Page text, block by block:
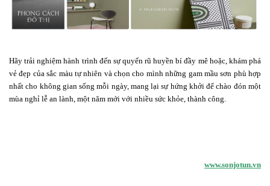
Hãy trải nghiệm hành trình đến sự quyến rũ huyền bí đầy mê hoặc, khám phá
vẻ đẹp của sắc màu tự nhiên và chọn cho mình những gam mầu sơn phù hợp
nhất cho không gian sống mỗi ngày, mang lại sự hứng khởi đểchào đón một
mùa nghỉ lễ an lành, một năm mới với nhiều sức khỏe, thành công.
www.sonjotun.vn